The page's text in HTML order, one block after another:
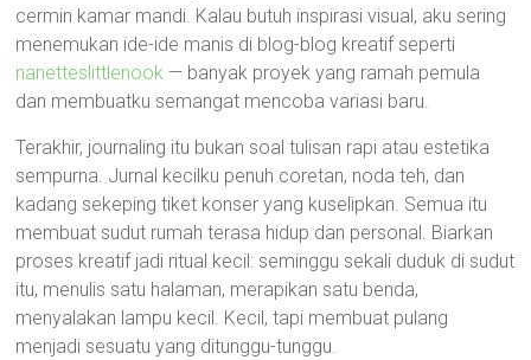
cermin kamar mandi. Kalau butuh inspirasi visual, aku sering
menemukan ide-ide manis di blog-blog kreatif seperti
nanetteslittlenook — banyak proyek yang ramah pemula
dan membuatku semangat mencoba variasi baru.
Terakhir, journaling itu bukan soal tulisan rapi atau estetika
sempurna. Jurnal kecilku penuh coretan, noda teh, dan
kadang sekeping tiket konser yang kuselipkan. Semua itu
membuat sudut rumah terasa hidup dan personal. Biarkan
proses kreatif jadi ritual kecil: seminggu sekali duduk di sudut
itu, menulis satu halaman, merapikan satu benda,
menyalakan lampu kecil. Kecil, tapi membuat pulang
menjadi sesuatu yang ditunggu-tunggu.